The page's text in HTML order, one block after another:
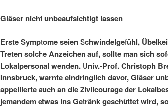
Gläser nicht unbeaufsichtigt lassen
Erste Symptome seien Schwindelgefühl,
Treten solche Anzeichen auf, sollte man sich
Lokalpersonal wenden. Univ.-Prof. Christoph
Innsbruck, warnte eindringlich davor, Gläser
appellierte auch an die Zivilcourage der
jemandem etwas ins Getränk geschüttet wird,